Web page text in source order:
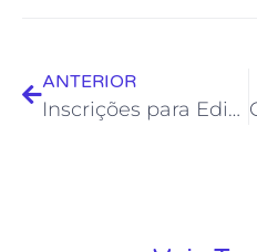
ANTERIOR
Inscrições para Edital “Arraiá Cultural RJ 4” estão abertas